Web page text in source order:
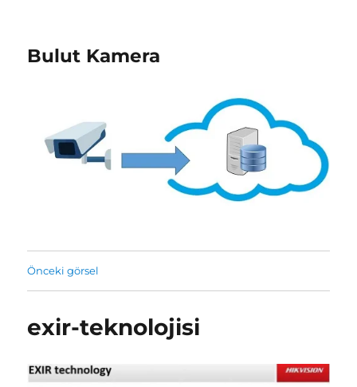
Bulut Kamera
Önceki görsel
exir-teknolojisi